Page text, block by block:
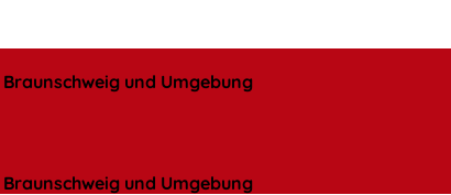
und Umgebung
und Umgebung